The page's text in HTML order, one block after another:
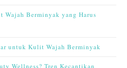
Wajah Berminyak yang Harus
untuk Kulit Wajah Berminyak
Wellness? Tren Kecantikan